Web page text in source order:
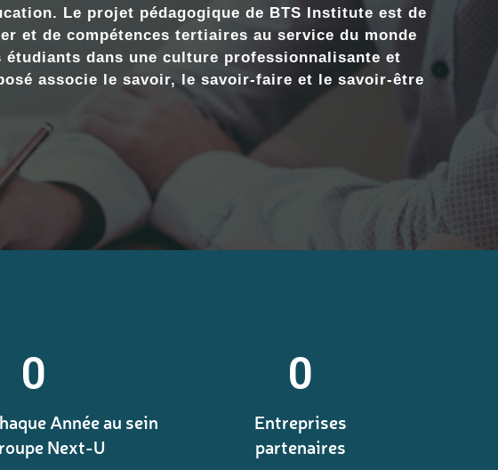
Le projet pédagogique de BTS Institute est de
et de compétences tertiaires au service du monde
dans une culture professionnalisante et
associe le savoir, le savoir-faire et le savoir-être
0
Année au sein
Next-U
0
Entreprises
partenaires